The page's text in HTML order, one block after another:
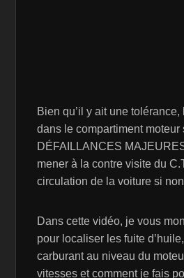
Bien qu’il y ait une tolérance,
dans le compartiment moteur
DÉFAILLANCES
mener à la contre visite du
circulation de la voiture si
Dans cette vidéo, je vous
pour localiser les fuite
carburant au niveau du
vitesses et comment je fais